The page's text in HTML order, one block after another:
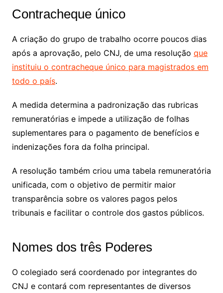
Contracheque único
A criação do grupo de trabalho ocorre poucos dias
após a aprovação, pelo CNJ, de uma resolução que
instituiu o contracheque único para magistrados em
todo o país.
A medida determina a padronização das rubricas
remuneratórias e impede a utilização de folhas
suplementares para o pagamento de benefícios e
indenizações fora da folha principal.
A resolução também criou uma tabela remuneratória
unificada, com o objetivo de permitir maior
transparência sobre os valores pagos pelos
tribunais e facilitar o controle dos gastos públicos.
Nomes dos três Poderes
O colegiado será coordenado por integrantes do
CNJ e contará com representantes de diversos